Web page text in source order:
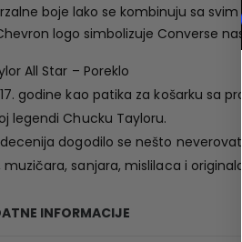
boje lako se kombinuju sa
logo simbolizuje Converse
All Star – Poreklo
godine kao patika za košarku
legendi Chucku Tayloru.
dogodilo se nešto
sanjara, mislilaca i
INFORMACIJE